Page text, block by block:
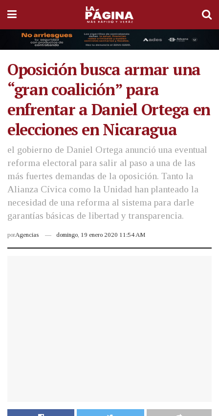
Oposición busca armar una
“gran coalición” para
enfrentar a Daniel Ortega en
elecciones en Nicaragua
el gobierno de Daniel Ortega anunció una eventual
reforma electoral para salir al paso a una de las
más fuertes demandas de la oposición. Tanto la
Alianza Cívica como la Unidad han planteado la
necesidad de una reforma al sistema para darle
garantías básicas de libertad y transparencia.
porAgencias domingo, 19 enero 2020 11:54 AM